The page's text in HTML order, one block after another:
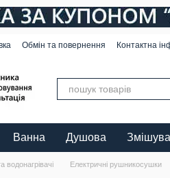
Обмін та повернення Контактна
Ванна Душова
Електричні рушникосушки